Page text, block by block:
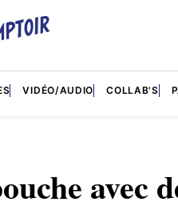
VIDÉO/AUDIO COLLAB'S
avec